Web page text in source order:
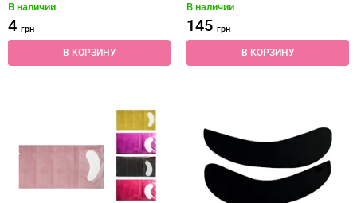
В наличии
4 грн
В КОРЗИНУ
В наличии
145 грн
В КОРЗИНУ